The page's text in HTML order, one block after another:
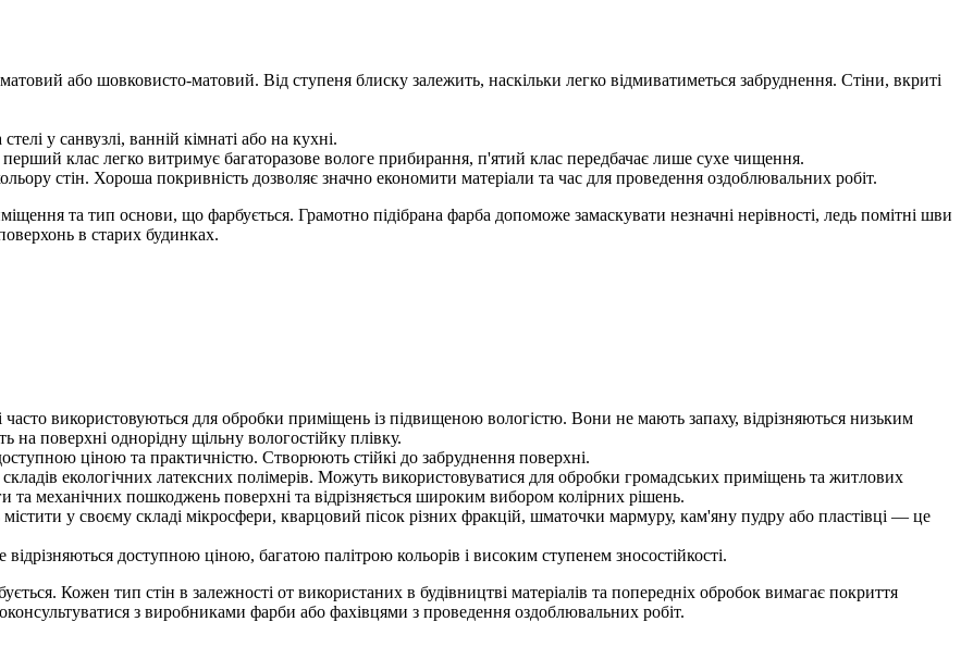
або шовковисто-матовий. Від ступеня блиску залежить, наскільки легко відмиватиметься забруднення. Стіни, вкриті
у санвузлі, ванній кімнаті або на кухні.
перший клас легко витримує багаторазове вологе прибирання, п'ятий клас передбачає лише сухе чищення.
стін. Хороша покривність дозволяє значно економити матеріали та час для проведення оздоблювальних робіт.
та тип основи, що фарбується. Грамотно підібрана фарба допоможе замаскувати незначні нерівності, ледь помітні шви
в старих будинках.
використовуються для обробки приміщень із підвищеною вологістю. Вони не мають запаху, відрізняються низьким
поверхні однорідну щільну вологостійку плівку.
ціною та практичністю. Створюють стійкі до забруднення поверхні.
екологічних латексних полімерів. Можуть використовуватися для обробки громадських приміщень та житлових
та механічних пошкоджень поверхні та відрізняється широким вибором колірних рішень.
у своєму складі мікросфери, кварцовий пісок різних фракцій, шматочки мармуру, кам'яну пудру або пластівці — це
доступною ціною, багатою палітрою кольорів і високим ступенем зносостійкості.
Кожен тип стін в залежності от використаних в будівництві матеріалів та попередніх обробок вимагає покриття
з виробниками фарби або фахівцями з проведення оздоблювальних робіт.